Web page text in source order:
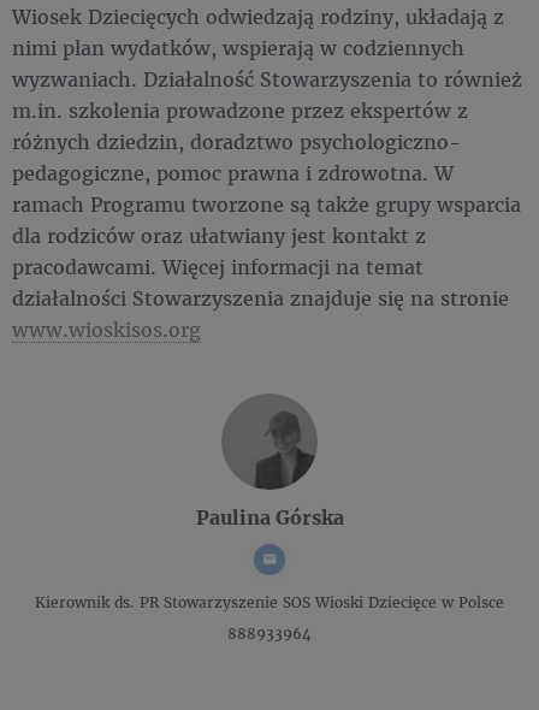
Wiosek Dziecięcych odwiedzają rodziny, układają z
nimi plan wydatków, wspierają w codziennych
wyzwaniach. Działalność Stowarzyszenia to również
m.in. szkolenia prowadzone przez ekspertów z
różnych dziedzin, doradztwo psychologiczno-
pedagogiczne, pomoc prawna i zdrowotna. W
ramach Programu tworzone są także grupy wsparcia
dla rodziców oraz ułatwiany jest kontakt z
pracodawcami. Więcej informacji na temat
działalności Stowarzyszenia znajduje się na stronie
www.wioskisos.org
Paulina Górska
Kierownik ds. PRStowarzyszenie SOS Wioski Dziecięce w Polsce
888933964